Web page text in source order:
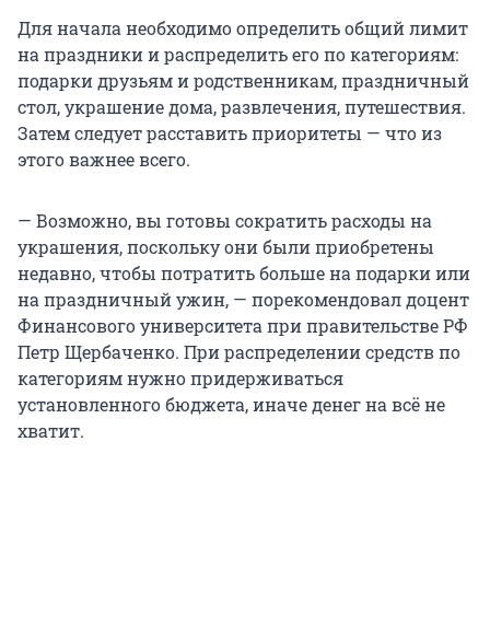
Для начала необходимо определить общий лимит
на праздники и распределить его по категориям:
подарки друзьям и родственникам, праздничный
стол, украшение дома, развлечения, путешествия.
Затем следует расставить приоритеты — что из
этого важнее всего.
— Возможно, вы готовы сократить расходы на
украшения, поскольку они были приобретены
недавно, чтобы потратить больше на подарки или
на праздничный ужин, — порекомендовал доцент
Финансового университета при правительстве РФ
Петр Щербаченко. При распределении средств по
категориям нужно придерживаться
установленного бюджета, иначе денег на всё не
хватит.